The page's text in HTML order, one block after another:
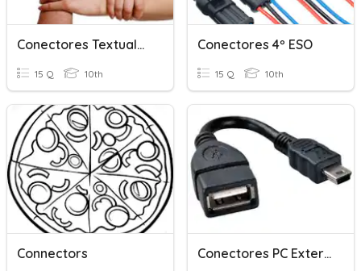
Conectores Textuales
15 Q 10th
Conectores 4º ESO
15 Q 10th
Connectors Conectores PC Externos 1